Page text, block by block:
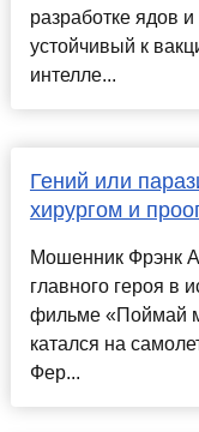
разработке ядов
устойчивый к
интелле...
Гений или
хирургом и
Мошенник Фрэнк
главного героя в
фильме «Поймай
катался на
Фер...